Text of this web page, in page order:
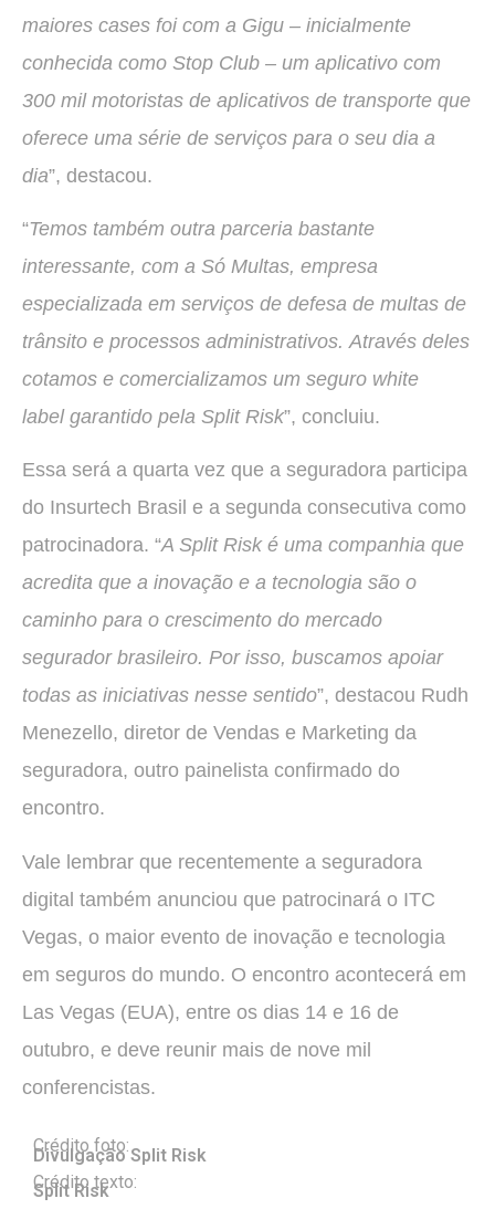
maiores cases foi com a Gigu – inicialmente
conhecida como Stop Club – um aplicativo com
300 mil motoristas de aplicativos de transporte que
oferece uma série de serviços para o seu dia a
dia”, destacou.
“Temos também outra parceria bastante
interessante, com a Só Multas, empresa
especializada em serviços de defesa de multas de
trânsito e processos administrativos. Através deles
cotamos e comercializamos um seguro white
label garantido pela Split Risk”, concluiu.
Essa será a quarta vez que a seguradora participa
do Insurtech Brasil e a segunda consecutiva como
patrocinadora. “A Split Risk é uma companhia que
acredita que a inovação e a tecnologia são o
caminho para o crescimento do mercado
segurador brasileiro. Por isso, buscamos apoiar
todas as iniciativas nesse sentido”, destacou Rudh
Menezello, diretor de Vendas e Marketing da
seguradora, outro painelista confirmado do
encontro.
Vale lembrar que recentemente a seguradora
digital também anunciou que patrocinará o ITC
Vegas, o maior evento de inovação e tecnologia
em seguros do mundo. O encontro acontecerá em
Las Vegas (EUA), entre os dias 14 e 16 de
outubro, e deve reunir mais de nove mil
conferencistas.
Crédito foto:
Divulgação Split Risk
Crédito texto:
Split Risk